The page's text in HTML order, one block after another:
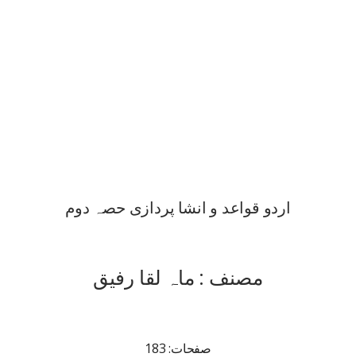
اردو قواعد و انشا پردازی حصہ دوم
مصنف : ماہ لقا رفیق
صفحات: 183